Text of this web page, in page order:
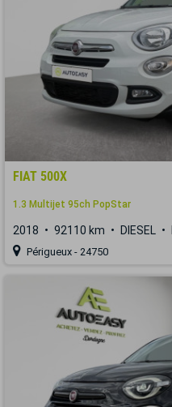
FIAT 500X
1.3 Multijet 95ch PopStar
2018 92110 km DIESEL
Périgueux - 24750